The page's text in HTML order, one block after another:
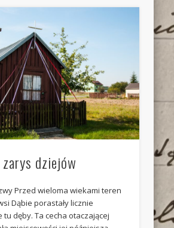
dziejów
Przed wieloma wiekami teren
Dąbie porastały licznie
tu dęby. Ta cecha otaczającej